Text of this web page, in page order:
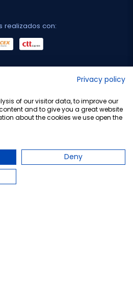
realizados con:
Privacy policy
of our visitor data, to improve our
and to give you a great website
about the cookies we use open the
Deny